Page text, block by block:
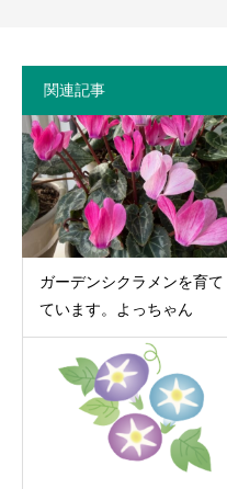
関連記事
ガーデンシクラメンを育て
ています。よっちゃん